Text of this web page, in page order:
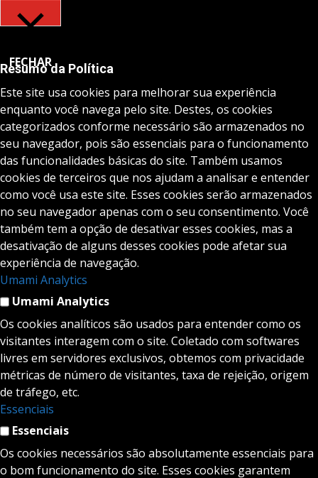
FECHAR
Resumo da Política
Este site usa cookies para melhorar sua experiência
enquanto você navega pelo site. Destes, os cookies
categorizados conforme necessário são armazenados no
seu navegador, pois são essenciais para o funcionamento
das funcionalidades básicas do site. Também usamos
cookies de terceiros que nos ajudam a analisar e entender
como você usa este site. Esses cookies serão armazenados
no seu navegador apenas com o seu consentimento. Você
também tem a opção de desativar esses cookies, mas a
desativação de alguns desses cookies pode afetar sua
experiência de navegação.
Umami Analytics
Umami Analytics
Os cookies analíticos são usados para entender como os
visitantes interagem com o site. Coletado com softwares
livres em servidores exclusivos, obtemos com privacidade
métricas de número de visitantes, taxa de rejeição, origem
de tráfego, etc.
Essenciais
Essenciais
Os cookies necessários são absolutamente essenciais para
o bom funcionamento do site. Esses cookies garantem